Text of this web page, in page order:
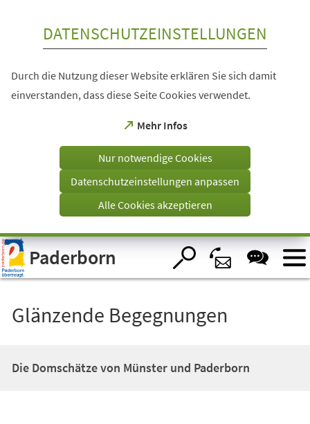
Visuelle
Assistenzsoftware
öffnen.
DATENSCHUTZEINSTELLUNGEN
Durch die Nutzung dieser Website erklären Sie sich damit
einverstanden, dass diese Seite Cookies verwendet.
Mehr Infos
(Öffnet
einem
Tab)
Nur notwendige Cookies
Datenschutzeinstellungen anpassen
Alle Cookies akzeptieren
Paderborn
Glänzende Begegnungen
Die Domschätze von Münster und Paderborn